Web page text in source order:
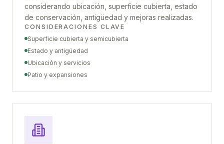
considerando ubicación, superficie cubierta, estado
de conservación, antigüedad y mejoras realizadas.
CONSIDERACIONES CLAVE
Superficie cubierta y semicubierta
Estado y antigüedad
Ubicación y servicios
Patio y expansiones